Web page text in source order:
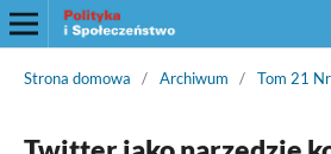
Strona domowa / Archiwum / Tom 21